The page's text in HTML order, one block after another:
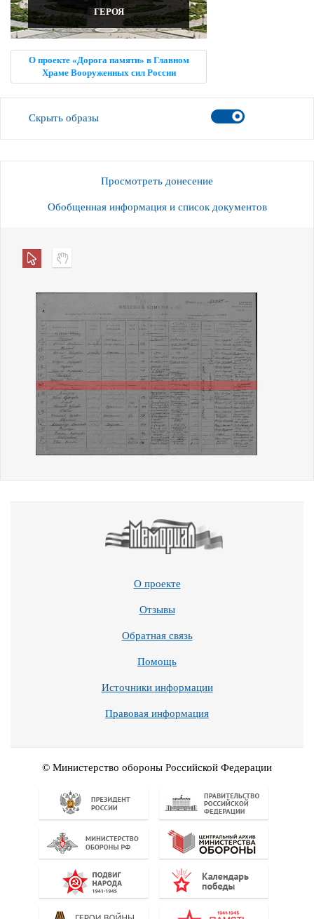
ГЕРОЯ
О проекте «Дорога памяти» в Главном
Храме Вооруженных сил России
Скрыть образы
Просмотреть донесение
Обобщенная информация и список документов
О проекте
Отзывы
Обратная связь
Помощь
Источники информации
Правовая информация
© Министерство обороны Российской Федерации